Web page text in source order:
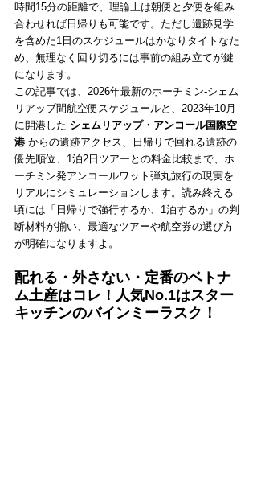
時間15分の距離で、理論上は朝便と夕便を組み
合わせれば日帰りも可能です。ただし遺跡見学
を含めた1日のスケジュールはかなりタイトなた
め、無理なく回り切るには事前の組み立てが鍵
になります。
この記事では、2026年最新のホーチミン-シェム
リアップ間航空便スケジュールと、2023年10月
に開港した シェムリアップ・アンコール国際空
港 からの遺跡アクセス、日帰りで回れる遺跡の
優先順位、1泊2日ツアーとの料金比較まで、ホ
ーチミン発アンコールワット弾丸旅行の現実を
リアルにシミュレーションします。読み終える
頃には「日帰りで強行するか、1泊するか」の判
断材料が揃い、最適なツアーや航空券の選び方
が明確になりますよ。
配れる・外さない・定番のベトナ
ム土産はコレ！人気No.1はスター
キッチンのバインミーラスク！